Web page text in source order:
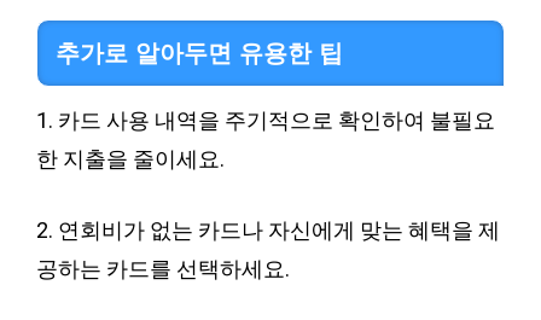
추가로 알아두면 유용한 팁
1. 카드 사용 내역을 주기적으로 확인하여 불필요
한 지출을 줄이세요.
2. 연회비가 없는 카드나 자신에게 맞는 혜택을 제
공하는 카드를 선택하세요.